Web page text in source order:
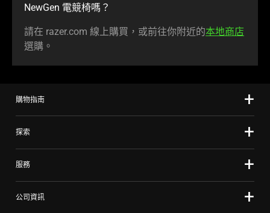
NewGen 電競椅嗎 ？
請在 razer.com 線上購買，或前往你附近的本地商店
選購 。
購物指南
探索
服務
公司資訊